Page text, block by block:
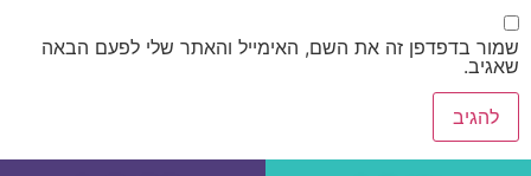
שמור בדפדפן זה את השם, האימייל והאתר שלי לפעם הבאה
שאגיב.